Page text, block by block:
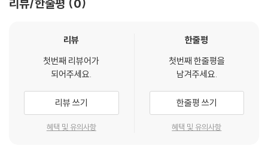
en were condemned to institutions, to one in which parents a
nd people with autism push not simply for inclusion, but for a n
ew understanding of autism: as difference rather than disabili
리뷰/한줄평 0
리뷰
첫번째 리뷰어가
되어주세요.
리뷰 쓰기
혜택 및 유의사항
한줄평
첫번째 한줄평을
남겨주세요.
한줄평 쓰기
혜택 및 유의사항